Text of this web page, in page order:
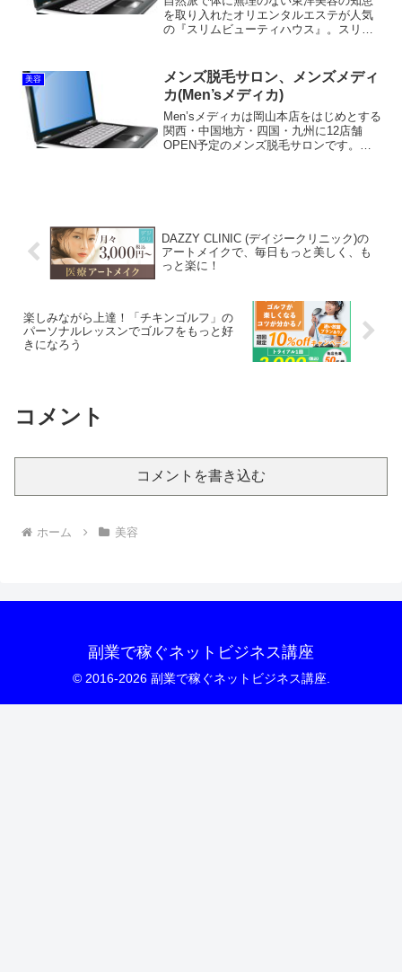
を取り入れたオリエンタルエステが人気
の『スリムビューティハウス』。スリム
ッピングがメインコースに含まれている
点。カッピングは血液の巡...
美容
メンズ脱毛サロン、メンズメディ
カ(Men’sメディカ)
Men’sメディカは岡山本店をはじめとする
関西・中国地方・四国・九州に12店舗
OPEN予定のメンズ脱毛サロンです。
DAZZY CLINIC (デイジークリニック)の
アートメイクで、毎日もっと美しく、も
っと楽に！
楽しみながら上達！「チキンゴルフ」の
パーソナルレッスンでゴルフをもっと好
きになろう
コメント
コメントを書き込む
ホーム 美容
副業で稼ぐネットビジネス講座
© 2016-2026 副業で稼ぐネットビジネス講座.